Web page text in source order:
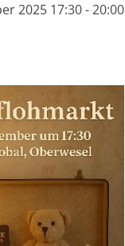
2025 17:30 - 20:00